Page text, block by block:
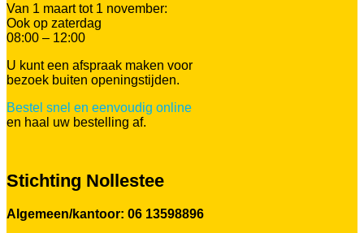
Van 1 maart tot 1 november:
Ook op zaterdag
08:00 – 12:00
U kunt een afspraak maken voor
bezoek buiten openingstijden.
Bestel snel en eenvoudig online
en haal uw bestelling af.
Stichting Nollestee
Algemeen/kantoor: 06 13598896